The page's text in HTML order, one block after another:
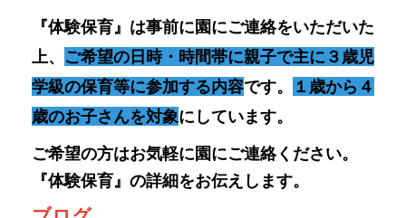
～えがおがおどるようちえん～
を随時更新しています。
園生活の様子（遊び・活動・行事な
ど）ぜひご覧ください。
https://shibaura-kg.minato-
tky.ed.jp/blog